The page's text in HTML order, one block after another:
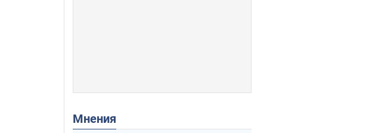
Мнения